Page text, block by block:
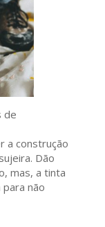
de
a construção
Dão
mas, a tinta
não